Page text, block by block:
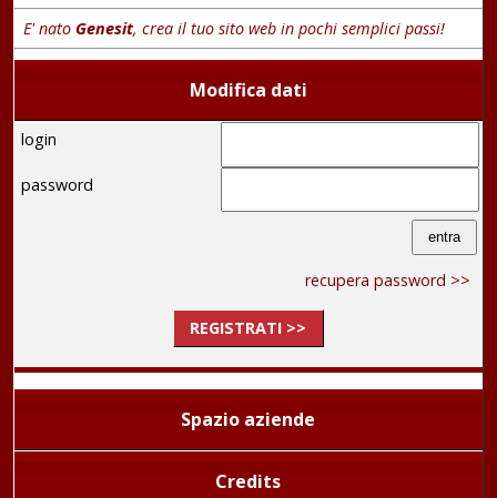
E' nato Genesit, crea il tuo sito web in pochi semplici passi!
Modifica dati
login
password
recupera password >>
REGISTRATI >>
Spazio aziende
Credits